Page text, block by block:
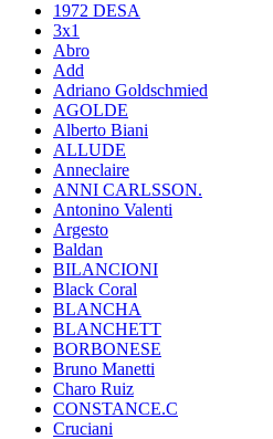
1972 DESA
3x1
Abro
Add
Adriano Goldschmied
AGOLDE
Alberto Biani
ALLUDE
Anneclaire
ANNI CARLSSON.
Antonino Valenti
Argesto
Baldan
BILANCIONI
Black Coral
BLANCHA
BLANCHETT
BORBONESE
Bruno Manetti
Charo Ruiz
CONSTANCE.C
Cruciani